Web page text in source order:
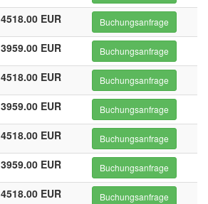
4518.00 EUR Buchungsanfrage
3959.00 EUR Buchungsanfrage
4518.00 EUR Buchungsanfrage
3959.00 EUR Buchungsanfrage
4518.00 EUR Buchungsanfrage
3959.00 EUR Buchungsanfrage
4518.00 EUR Buchungsanfrage